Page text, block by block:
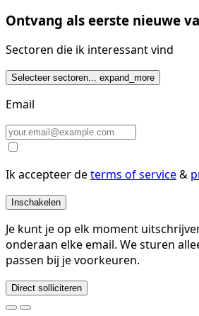
Ontvang als eerste nieuwe
Sectoren die ik interessant vind
Selecteer sectoren... expand_more
Email
Ik accepteer determs of service&
Inschakelen
Je kunt je op elk moment
onderaan elke email. We sturen
passen bij je voorkeuren.
Direct solliciteren